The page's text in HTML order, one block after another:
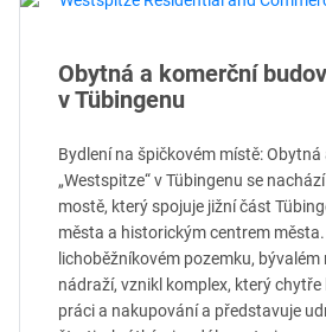
Obytná a komerční
v Tübingenu
Bydlení na špičkovém místě:
„Westspitze“ v Tübingenu se
mostě, který spojuje jižní část
města a historickým centrem
lichoběžníkovém pozemku,
nádraží, vznikl komplex, který chytře
práci a nakupování a představuje